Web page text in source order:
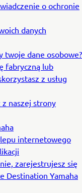
o ochronie
danych
twoje dane osobowe?
fabryczną lub
z usług
naszej strony
internetowego
zarejestrujesz się
Destination Yamaha